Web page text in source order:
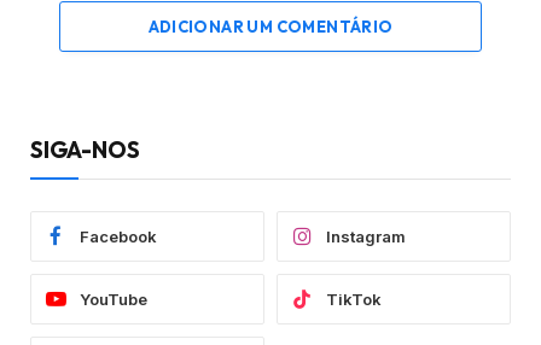
ADICIONAR UM COMENTÁRIO
SIGA-NOS
Facebook Instagram
YouTube TikTok